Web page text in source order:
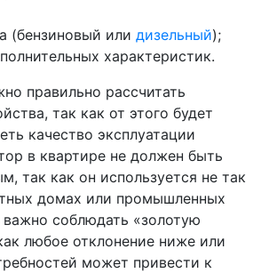
(бензиновый или дизельный);
характеристик.
правильно рассчитать
так как от этого будет
качество эксплуатации
в квартире не должен быть
так как он используется не так
домах или промышленных
важно соблюдать «золотую
любое отклонение ниже или
может привести к